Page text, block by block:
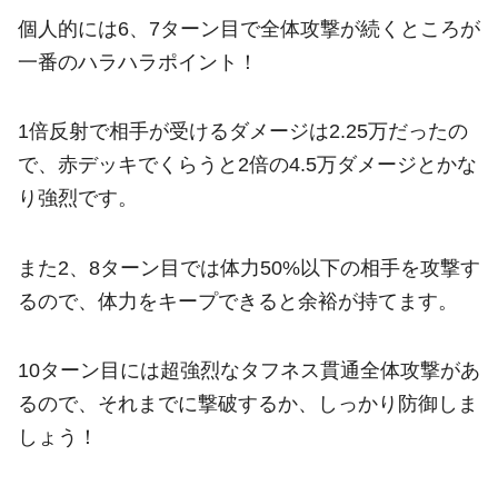
個人的には6、7ターン目で全体攻撃が続くところが
一番のハラハラポイント！
1倍反射で相手が受けるダメージは2.25万だったの
で、赤デッキでくらうと2倍の4.5万ダメージとかな
り強烈です。
また2、8ターン目では体力50%以下の相手を攻撃す
るので、体力をキープできると余裕が持てます。
10ターン目には超強烈なタフネス貫通全体攻撃があ
るので、それまでに撃破するか、しっかり防御しま
しょう！